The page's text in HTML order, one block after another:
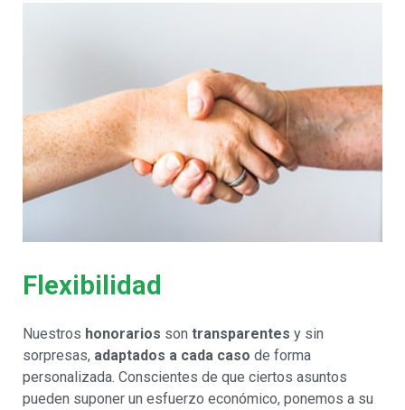
Flexibilidad
Nuestros honorarios son transparentes y sin
sorpresas, adaptados a cada caso de forma
personalizada. Conscientes de que ciertos asuntos
pueden suponer un esfuerzo económico, ponemos a su